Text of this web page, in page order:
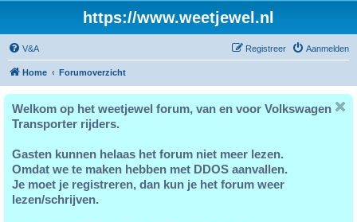
https://www.weetjewel.nl
V&A Aanmelden
Registreer
Home Forumoverzicht
Welkom op het weetjewel forum, van en voor Volkswagen
Transporter rijders.
Gasten kunnen helaas het forum niet meer lezen.
Omdat we te maken hebben met DDOS aanvallen.
Je moet je registreren, dan kun je het forum weer
lezen/schrijven.